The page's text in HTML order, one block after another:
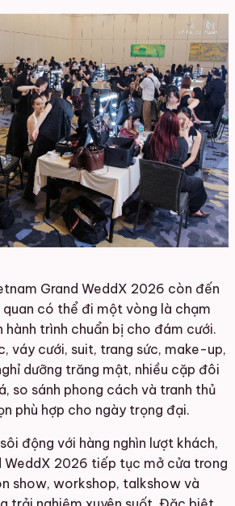
Grand WeddX 2026 còn đến
có thể đi một vòng là chạm
hành trình chuẩn bị cho đám cưới.
váy cưới, suit, trang sức, make-up,
dưỡng trăng mật, nhiều cặp đôi
so sánh phong cách và tranh thủ
phù hợp cho ngày trọng đại.
động với hàng nghìn lượt khách,
WeddX 2026 tiếp tục mở cửa trong
show, workshop, talkshow và